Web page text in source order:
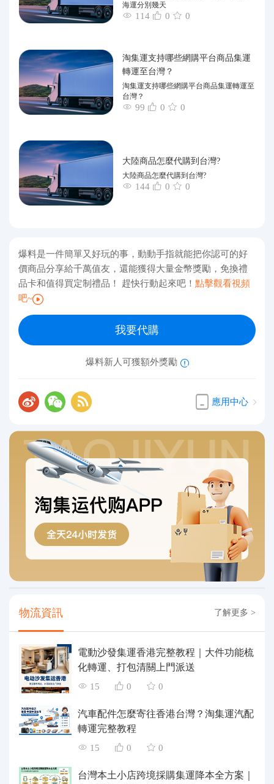
海運分別幾天
114 0 0
淘集運支持哪些網購平台商品集運
轉運至台灣？
淘集運支持哪些網購平台商品集運轉運至
台灣？
99 0 0
大陸商品怎麼代購到台灣?
大陸商品怎麼代購到台灣?
144 0 0
爆料是一件簡單又好玩的事，動動手指就能把你認可的好
價商品分享給千萬值友，還能獲得大量金幣獎勵，免換禮
品卡和值得買定制禮品！ 趕快行動起來吧！ 點擊觀看視頻
吧~
我要代購
爆料新人可獲額外獎勵
應用中心
物流資訊 了解更多 >
電動沙發集運香港完整教程｜大件功能梳
化轉運、打包清關上門派送
15 0 0
汽車配件怎麼寄往香港台灣？淘集運汽配
轉運完整教程
15 0 0
台灣本土小店跨境採購集運降本全方案｜